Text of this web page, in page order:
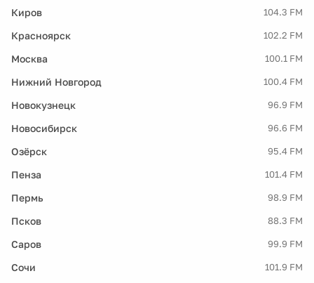
Киров 104.3 FM
Красноярск 102.2 FM
Москва 100.1 FM
Нижний Новгород 100.4 FM
Новокузнецк 96.9 FM
Новосибирск 96.6 FM
Озёрск 95.4 FM
Пенза 101.4 FM
Пермь 98.9 FM
Псков 88.3 FM
Саров 99.9 FM
Сочи 101.9 FM